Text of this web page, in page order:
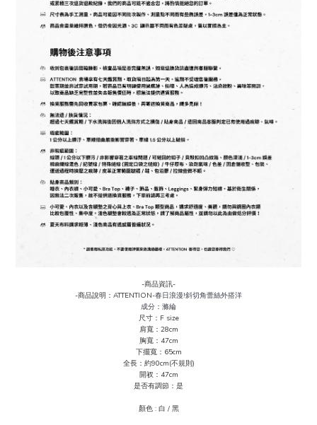
-商品資訊-
-商品說明：ATTENTION-春日浪漫!斜切角蕾絲外搭洋
成分 ： 滌綸
尺寸：F size
肩寬：28cm
胸寬：47cm
下擺寬：65cm
全長：約90cm(不規則)
開衩：47cm
是否有調節：是
顏色 : 白 / 黑